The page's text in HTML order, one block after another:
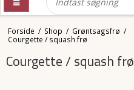
Forside / Shop / Grøntsagsfrø /
Courgette / squash frø
Courgette / squash frø